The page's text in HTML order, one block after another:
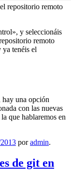
repositorio remoto
y seleccionáis
remoto
ya tenéis el
hay una opción
con las nuevas
que hablaremos en
poradmin.
de git en